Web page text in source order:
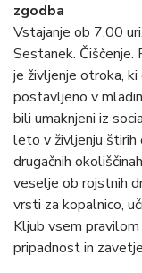
zgodba
Vstajanje ob 7.00
Sestanek. Čiščenje.
je življenje otroka,
postavljeno v
bili umaknjeni iz
leto v življenju
drugačnih
veselje ob rojstnih
vrsti za kopalnico,
Kljub vsem pravilom
pripadnost in